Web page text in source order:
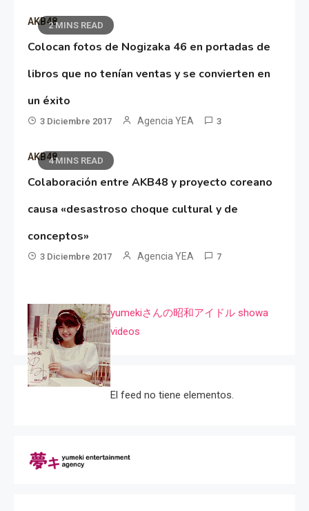
2 MINS READ
AKB48
Colocan fotos de Nogizaka 46 en portadas de
libros que no tenían ventas y se convierten en
un éxito
3 Diciembre 2017 Agencia YEA 3
4 MINS READ
AKB48
Colaboración entre AKB48 y proyecto coreano
causa «desastroso choque cultural y de
conceptos»
3 Diciembre 2017 Agencia YEA 7
yumekiさんの昭和アイドル showa
videos
El feed no tiene elementos.